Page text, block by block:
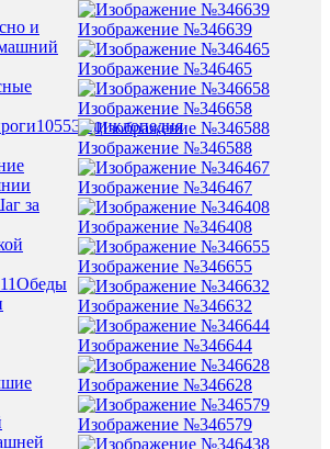
и
1055Энциклопедия
за
11Обеды
Изображение №346639
Изображение №346465
Изображение №346658
Изображение №346588
Изображение №346467
Изображение №346408
Изображение №346655
Изображение №346632
Изображение №346644
Изображение №346628
Изображение №346579